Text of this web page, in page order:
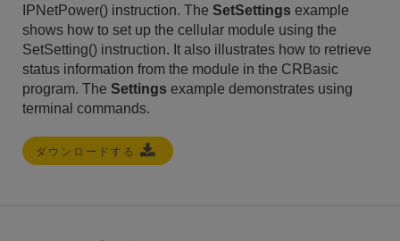
IPNetPower() instruction. The SetSettings example
shows how to set up the cellular module using the
SetSetting() instruction. It also illustrates how to retrieve
status information from the module in the CRBasic
program. The Settings example demonstrates using
terminal commands.
ダウンロードする